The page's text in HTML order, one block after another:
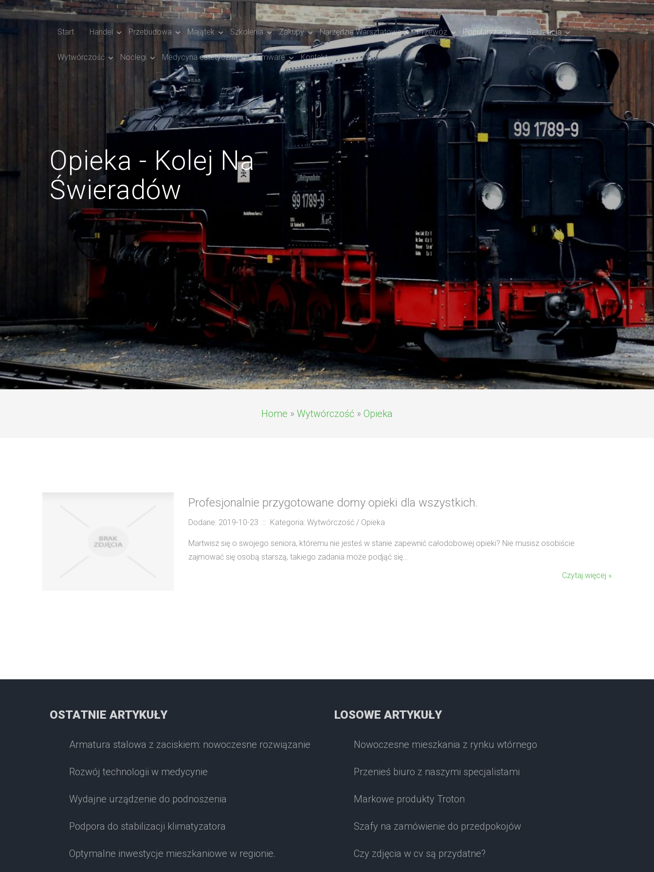
Start Handel Przebudowa Majątek Szkolenia Zakupy Narzędzia Warsztatowe Przewóz Popularyzacja Rekreacja
Wytwórczość Noclegi Medycyna estetyczna Firmware Kontakt
Opieka - Kolej Na
Świeradów
Home » Wytwórczość » Opieka
Profesjonalnie przygotowane domy opieki dla wszystkich.
Dodane: 2019-10-23 :: Kategoria: Wytwórczość / Opieka
Martwisz się o swojego seniora, któremu nie jesteś w stanie zapewnić całodobowej opieki? Nie musisz osobiście
zajmować się osobą starszą, takiego zadania może podjąć się...
Czytaj więcej »
OSTATNIE ARTYKUŁY
Armatura stalowa z zaciskiem: nowoczesne rozwiązanie
Rozwój technologii w medycynie
Wydajne urządzenie do podnoszenia
Podpora do stabilizacji klimatyzatora
Optymalne inwestycje mieszkaniowe w regionie.
LOSOWE ARTYKUŁY
Nowoczesne mieszkania z rynku wtórnego
Przenieś biuro z naszymi specjalistami
Markowe produkty Troton
Szafy na zamówienie do przedpokojów
Czy zdjęcia w cv są przydatne?